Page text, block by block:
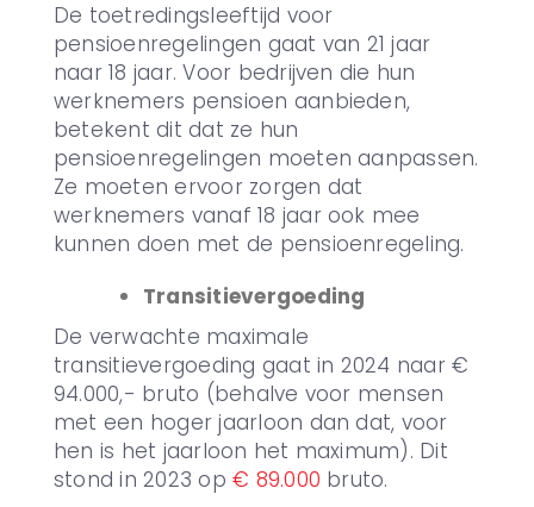
De toetredingsleeftijd voor
pensioenregelingen gaat van 21 jaar
naar 18 jaar. Voor bedrijven die hun
werknemers pensioen aanbieden,
betekent dit dat ze hun
pensioenregelingen moeten aanpassen.
Ze moeten ervoor zorgen dat
werknemers vanaf 18 jaar ook mee
kunnen doen met de pensioenregeling.
Transitievergoeding
De verwachte maximale
transitievergoeding gaat in 2024 naar €
94.000,- bruto (behalve voor mensen
met een hoger jaarloon dan dat, voor
hen is het jaarloon het maximum). Dit
stond in 2023 op€ 89.000 bruto.